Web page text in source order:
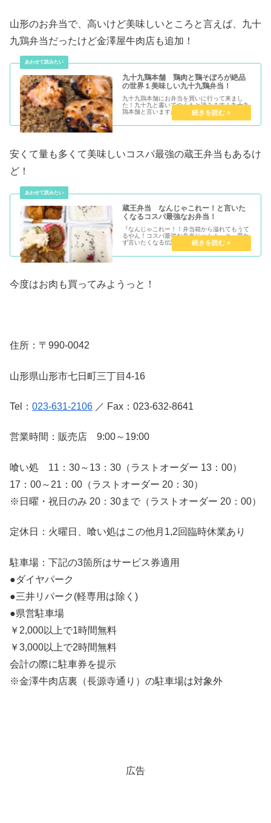
山形のお弁当で、高いけど美味しいところと言えば、九十
九鶏弁当だったけど金澤屋牛肉店も追加！
九十九鶏本舗 鶏肉と鶏そぼろが絶品
の世界１美味しい九十九鶏弁当！
九十九鶏本舗にお弁当を買いに行って来まし
た！九十九と書いてつくもと読みます！九十九
鶏本舗と言いますが九十九鶏弁当と呼ばれてい
ることが多いと思います山形県山形市銅...
安くて量も多くて美味しいコスパ最強の蔵王弁当もあるけ
ど！
蔵王弁当 なんじゃこれー！と言いた
くなるコスパ最強なお弁当！
『なんじゃこれー！！弁当箱から溢れてもうて
るやん！コスパ最強お弁当じゃん！』と、思わ
ず言いたくなる伝説のお弁当ですね『蔵王弁
当』上山から米沢方面に車で走ってて、...
今度はお肉も買ってみようっと！
住所：〒990-0042
山形県山形市七日町三丁目4-16
Tel： 023-631-2106 ／ Fax：023-632-8641
営業時間：販売店 9:00～19:00
喰い処 11：30～13：30（ラストオーダー 13：00）
17：00～21：00（ラストオーダー 20：30）
※日曜・祝日のみ 20：30まで（ラストオーダー 20：00）
定休日：火曜日、喰い処はこの他月1,2回臨時休業あり
駐車場：下記の3箇所はサービス券適用
●ダイヤパーク
●三井リパーク(軽専用は除く)
●県営駐車場
￥2,000以上で1時間無料
￥3,000以上で2時間無料
会計の際に駐車券を提示
※金澤牛肉店裏（長源寺通り）の駐車場は対象外
広告